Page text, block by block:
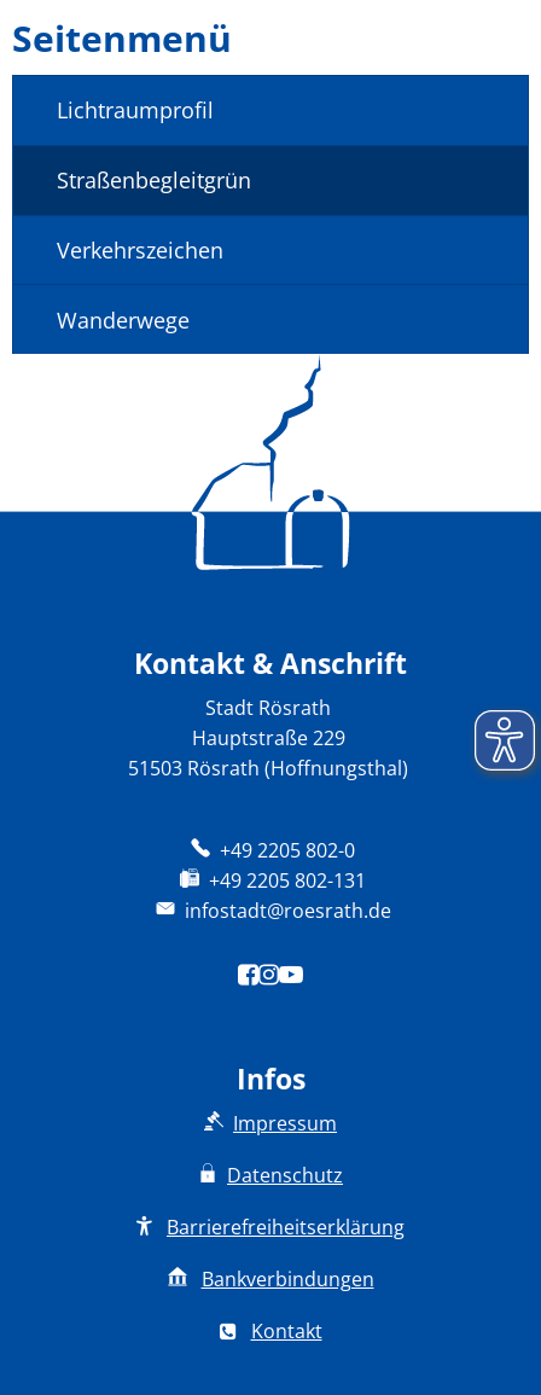
Seitenmenü
Lichtraumprofil
Straßenbegleitgrün
Verkehrszeichen
Wanderwege
Kontakt & Anschrift
Stadt Rösrath
Hauptstraße 229
51503 Rösrath (Hoffnungsthal)
+49 2205 802-0
+49 2205 802-131
infostadt@roesrath.de
Infos
Impressum
Datenschutz
Barrierefreiheitserklärung
Bankverbindungen
Kontakt